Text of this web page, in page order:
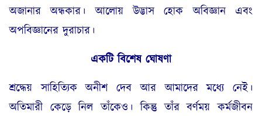
অজানার অন্ধকার। আলোয় উদ্ভাস হোক অবিজ্ঞান এবং
অপবিজ্ঞানের দুরাচার।
একটি বিশেষ ঘোষণা
শ্রদ্ধেয় সাহিত্যিক অনীশ দেব আর আমাদের মধ্যে নেই।
অতিমারী কেড়ে নিল তাঁকেও। কিন্তু তাঁর বর্ণময় কর্মজীবন